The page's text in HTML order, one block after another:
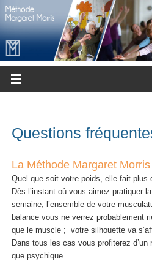
Questions
La Méthode Margaret
Quel que soit votre poids, elle fait plus
Dès l’instant où vous aimez pratiquer
semaine, l’ensemble de votre
balance vous ne verrez probablement
que le muscle ; votre silhouette va
Dans tous les cas vous profiterez
que psychique.